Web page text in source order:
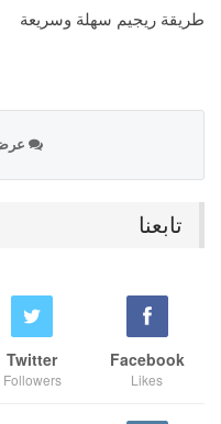
طريقة ريجيم سهلة وسريعة
عرض
تابعنا
Facebook
Likes
Twitter
Followers